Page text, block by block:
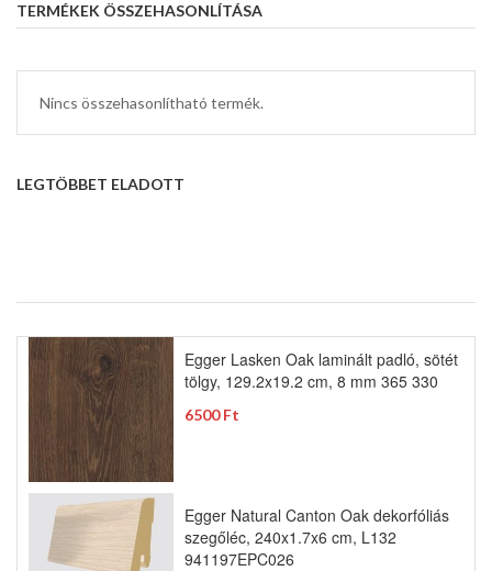
TERMÉKEK ÖSSZEHASONLÍTÁSA
Nincs összehasonlítható termék.
LEGTÖBBET ELADOTT
Egger Lasken Oak laminált padló, sötét
tölgy, 129.2x19.2 cm, 8 mm 365 330
6500 Ft
Egger Natural Canton Oak dekorfóliás
szegőléc, 240x1.7x6 cm, L132
941197EPC026